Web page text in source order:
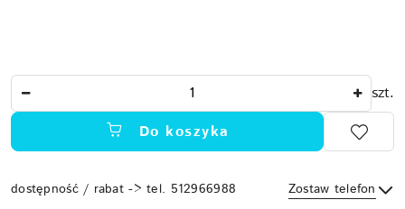
szt.
Do koszyka
dostępność / rabat -> tel. 512966988 Zostaw telefon